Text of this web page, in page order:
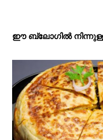
ഈ ബ്ലോഗിൽ